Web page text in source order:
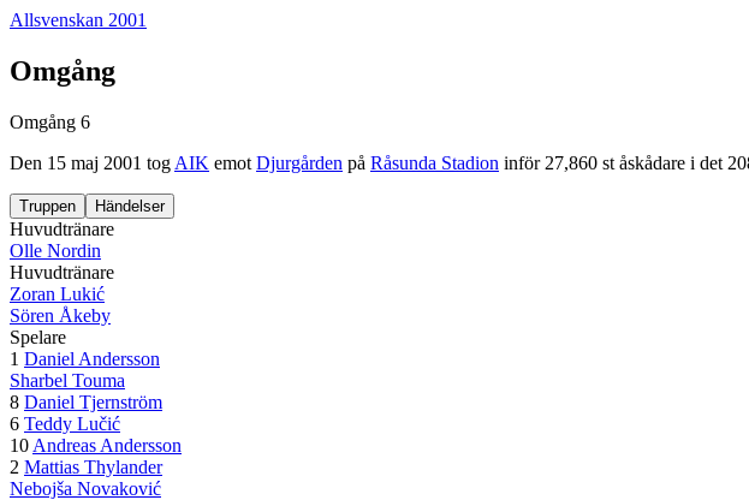
Allsvenskan 2001
Omgång
Omgång 6
Den 15 maj 2001 tog AIK emot Djurgården på Råsunda Stadion inför 27,860 st åskådare i det
Truppen Händelser
Huvudtränare
Olle Nordin
Huvudtränare
Zoran Lukić
Sören Åkeby
Spelare
1 Daniel Andersson
Sharbel Touma
8 Daniel Tjernström
6 Teddy Lučić
10 Andreas Andersson
2 Mattias Thylander
Nebojša Novaković